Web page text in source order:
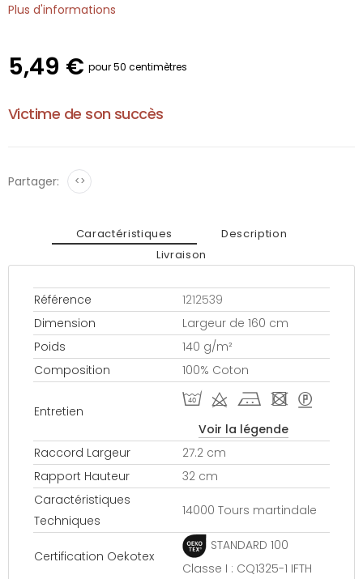
Plus d'informations
5,49 € pour 50 centimètres
Victime de son succès
Partager: <>
Caractéristiques
Description
Livraison
Référence
1212539
Dimension
Largeur de 160 cm
Poids
140 g/m²
Composition
100% Coton
Entretien
I d j - >
Voir la légende
Raccord Largeur
27.2 cm
Rapport Hauteur
32 cm
Caractéristiques
Techniques
14000 Tours martindale
Certification Oekotex
STANDARD 100
Classe I : CQ1325-1 IFTH